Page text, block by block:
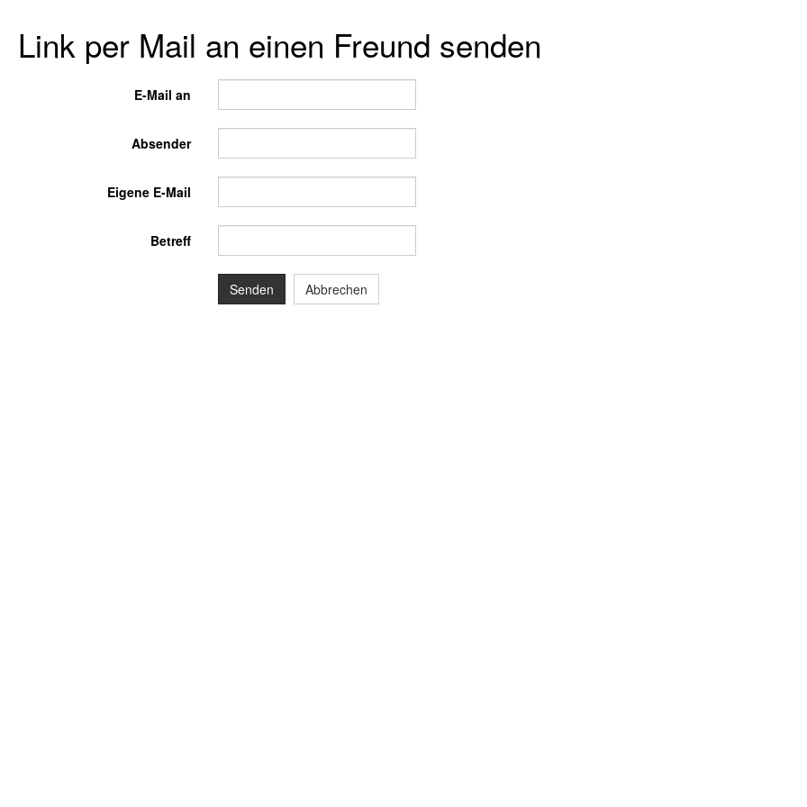
Link per Mail an einen Freund senden
E-Mail an
Absender
Eigene E-Mail
Betreff
Senden Abbrechen